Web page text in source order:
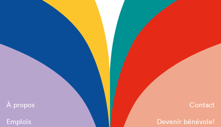
À propos
Contact
Emplois
Devenir bénévole!